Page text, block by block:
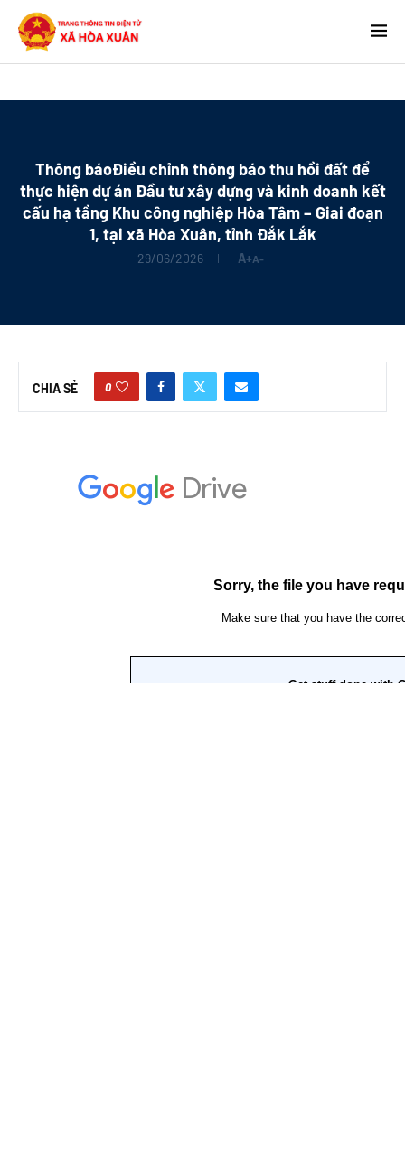
Thông báoĐiều chỉnh thông báo thu hồi đất để
thực hiện dự án Đầu tư xây dựng và kinh doanh kết
cấu hạ tầng Khu công nghiệp Hòa Tâm – Giai đoạn
1, tại xã Hòa Xuân, tỉnh Đắk Lắk
29/06/2026 A+A-
CHIA SẺ 0